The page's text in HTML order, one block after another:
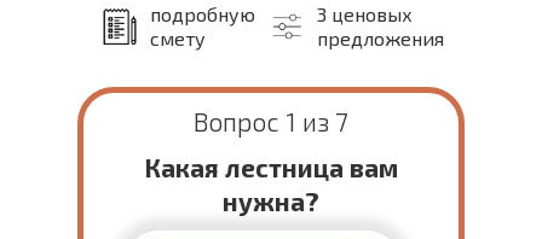
подробную
смету
3 ценовых
предложения
Вопрос 1 из 7
Какая лестница вам
нужна?